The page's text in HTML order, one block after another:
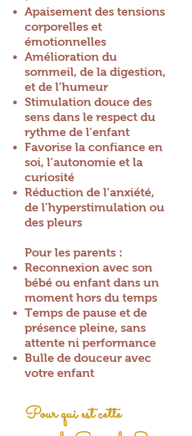
Apaisement des tensions
corporelles et
émotionnelles
Amélioration du
sommeil, de la digestion,
et de l’humeur
Stimulation douce des
sens dans le respect du
rythme de l’enfant
Favorise la confiance en
soi, l’autonomie et la
curiosité
Réduction de l’anxiété,
de l’hyperstimulation ou
des pleurs
Pour les parents :
Reconnexion avec son
bébé ou enfant dans un
moment hors du temps
Temps de pause et de
présence pleine, sans
attente ni performance
Bulle de douceur avec
votre enfant
Pour qui est cette